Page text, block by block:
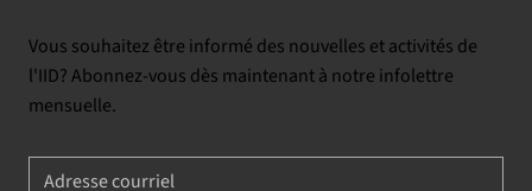
Vous souhaitez être informé des nouvelles et activités de
l'IID? Abonnez-vous dès maintenant à notre infolettre
mensuelle.